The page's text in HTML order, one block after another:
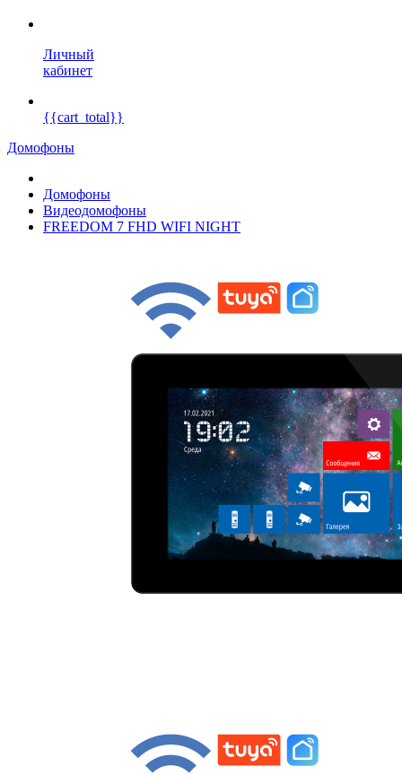
Личный
кабинет
{{cart_total}}
Домофоны
Домофоны
Видеодомофоны
FREEDOM 7 FHD WIFI NIGHT